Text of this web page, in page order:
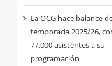
La OCG hace balance
temporada 2025/26,
77.000 asistentes a su
programación